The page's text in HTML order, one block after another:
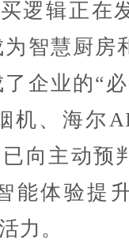
逻辑正在
智慧厨房
企业的“
机、海尔
向主动预
能体验提
力。